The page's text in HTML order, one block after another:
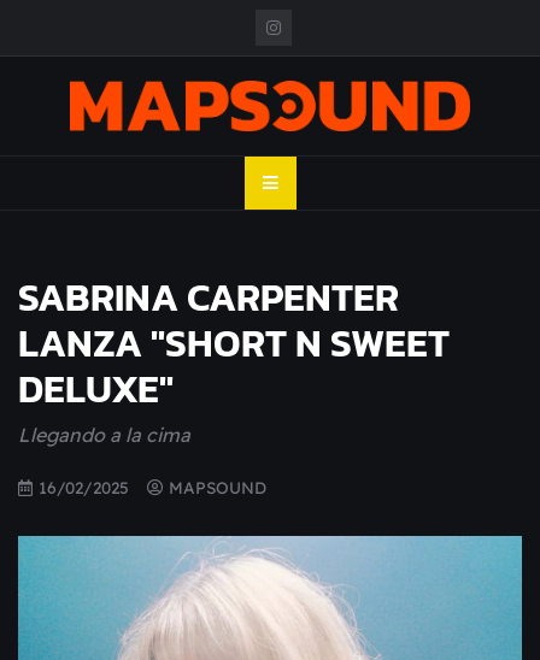
MAPSOUND
SABRINA CARPENTER
LANZA "SHORT N SWEET
DELUXE"
Llegando a la cima
16/02/2025 MAPSOUND